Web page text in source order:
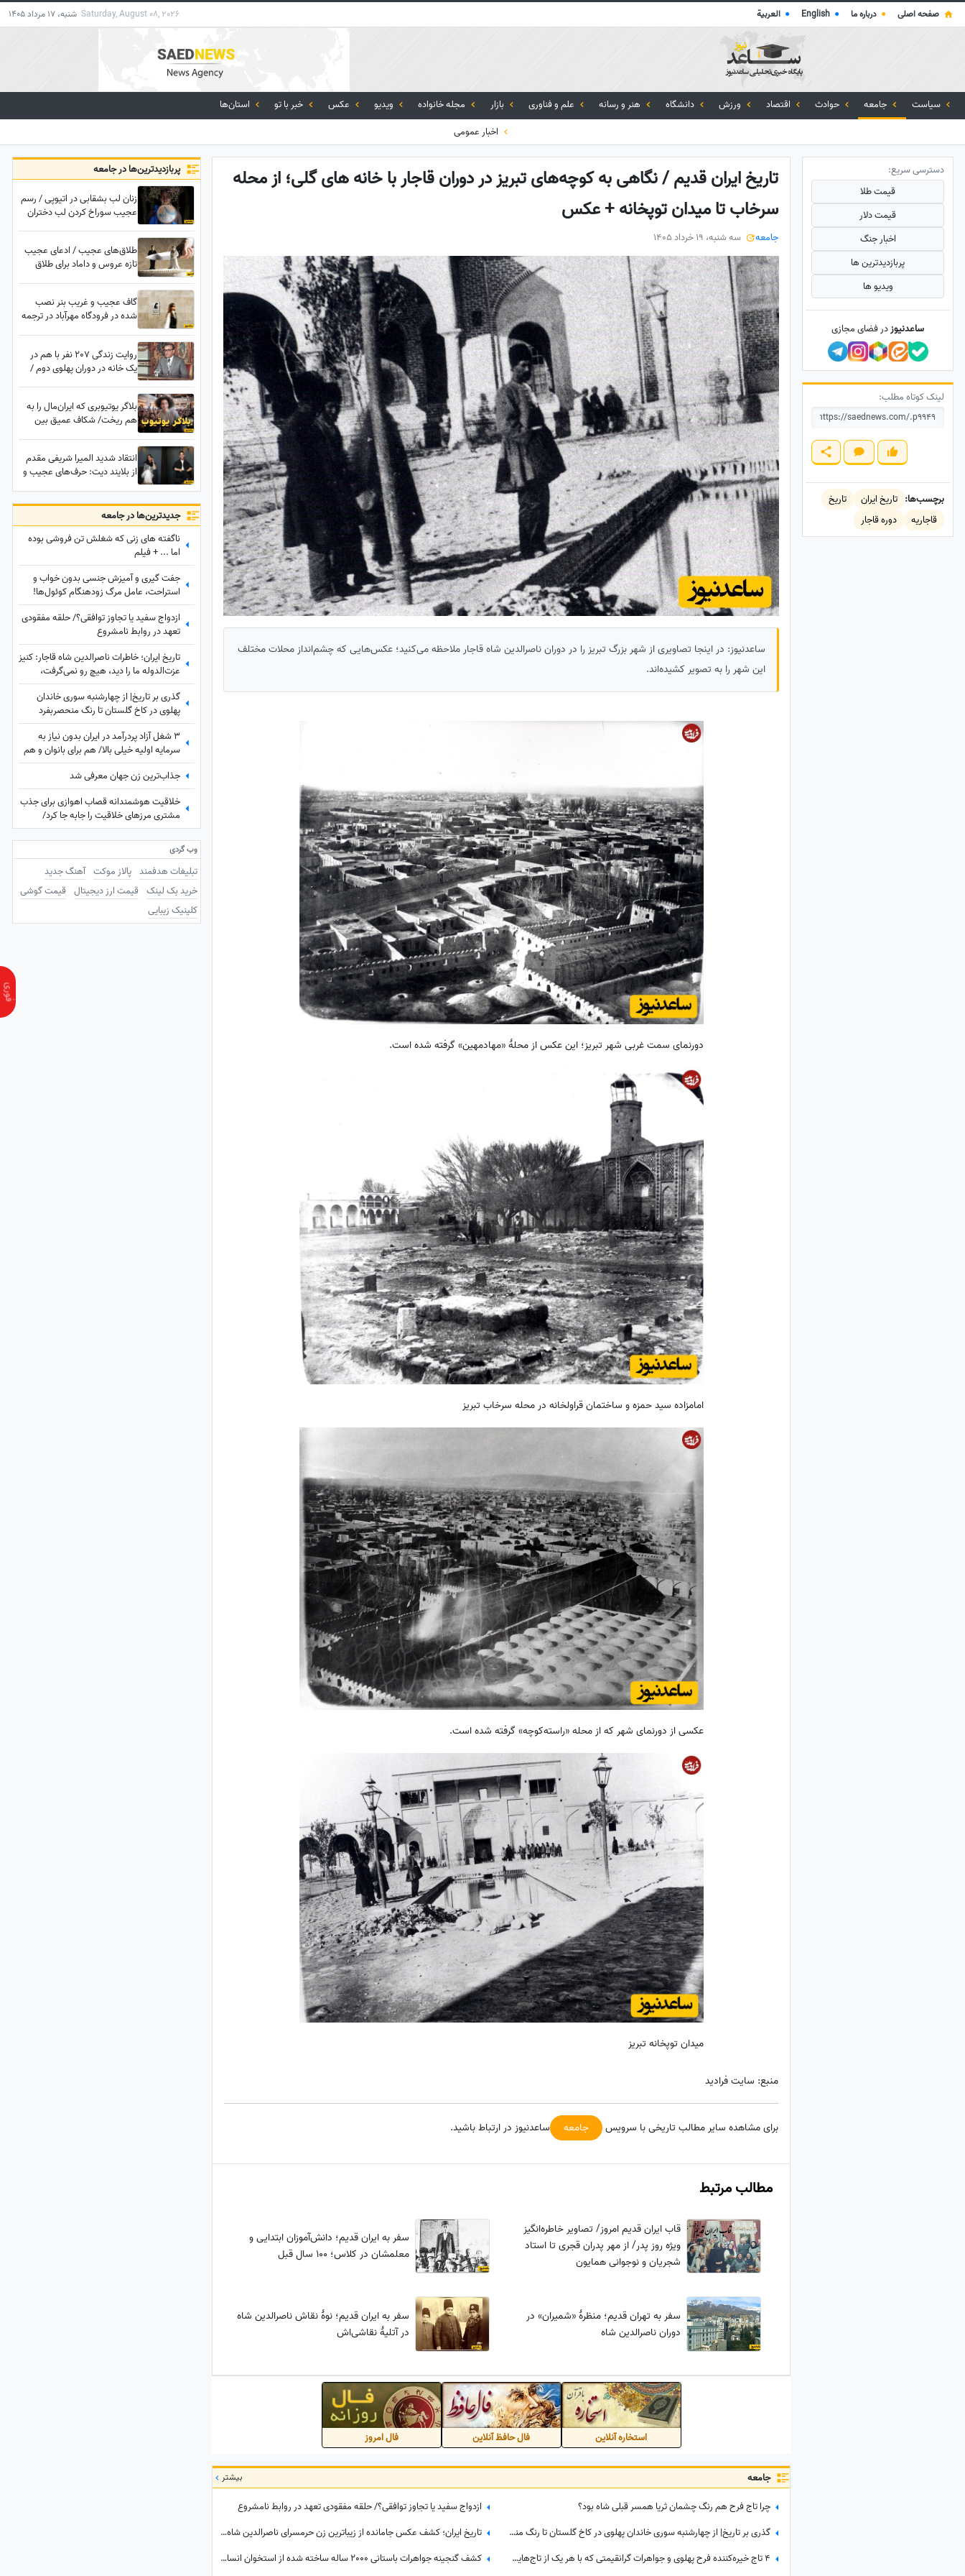
صفحه اصلی ● درباره ما ●
English
● العربية Saturday, August 08, 2026 شنبه، 17 مرداد 1405
سیاست جامعه حوادث اقتصاد ورزش دانشگاه هنر و رسانه علم و فناوری بازار مجله خانواده ویدیو عکس خبر با تو
استان‌ها
اخبار عمومی
تاریخ ایران قدیم / نگاهی به کوچه‌های تبریز در دوران قاجار با خانه های گلی؛ از محله
سرخاب تا میدان توپخانه + عکس
جامعه سه شنبه، 19 خرداد 1405
ساعدنیوز: در اینجا تصاویری از شهر بزرگ تبریز را در دوران ناصرالدین شاه قاجار ملاحظه می‌کنید؛ عکس‌هایی که چشم‌انداز محلات مختلف
این شهر را به تصویر کشیده‌اند.
دورنمای سمت غربی شهر تبریز؛ این عکس از محلۀ «مهادمهین» گرفته شده است.
امامزاده سید حمزه و ساختمان قراولخانه در محله سرخاب تبریز
عکسی از دورنمای شهر که از محله «راسته‌کوچه» گرفته شده است.
میدان توپخانه تبریز
منبع: سایت فرادید
برای مشاهده سایر مطالب تاریخی با سرویس جامعه ساعدنیوز در ارتباط باشید.
مطالب مرتبط
قاب ایران قدیم امروز/ تصاویر خاطره‌انگیز
ویژه روز پدر/ از مهر پدران قجری تا استاد
شجریان و نوجوانی همایون
سفر به ایران قدیم؛ دانش‌آموزان ابتدایی و
معلمشان در کلاس؛ 100 سال قبل
سفر به تهران قدیم؛ منظرۀ «شمیران» در
دوران ناصرالدین شاه
سفر به ایران قدیم؛ نوۀ نقاش ناصرالدین شاه
در آتلیۀ نقاشی‌اش
استخاره آنلاین فال حافظ آنلاین فال امروز
جامعه بیشتر
چرا تاج فرح هم رنگ چشمان ثریا همسر قبلی شاه بود؟
ازدواج سفید یا تجاوز توافقی؟/ حلقه مفقودی تعهد در روابط نامشروع
گذری بر تاریخ| از چهارشنبه سوری خاندان پهلوی در کاخ گلستان تا رنگ منحصربفرد شورولت کوروت 1979 در محله در گیشا، 60 سال پیش
تاریخ ایران؛ کشف عکس جامانده از زیباترین زن حرمسرای ناصرالدین شاه قاجار + عکس
4 تاج خیره‌کننده فرح پهلوی و جواهرات گرانقیمتی که با هر یک از تاج‌هایش ست میکرد/ لاکچری‌بازی‌های بیخودی که ثروت ایران را به باد داد
کشف گنجینه جواهرات باستانی 2000 ساله ساخته شده از استخوان انسان در یک قصر مجلل+عکس
پربازدید‌ترین‌ها در جامعه
زنان لب بشقابی در اتیوپی / رسم
عجیب سوراخ کردن لب دختران
طلاق‌های عجیب / ادعای عجیب
تازه عروس و داماد برای طلاق
گاف عجیب و غریب بنر نصب
شده در فرودگاه مهرآباد در ترجمه
اضافه کنیم، عربی میشه؟
روایت زندگی 207 نفر با هم در
یک خانه در دوران پهلوی دوم /
بلاگر یوتیوبری که ایران‌مال را به
هم ریخت/ شکاف عمیق بین
انتقاد شدید المیرا شریفی مقدم
از بلایند دیت: حرف‌های عجیب و
بدل میشد + ویدئو
جدید‌ترین‌ها در جامعه
ناگفته های زنی که شغلش تن فروشی بوده
اما ... + فیلم
جفت گیری و آمیزش جنسی بدون خواب و
استراحت، عامل مرگ زودهنگام کوئول‌ها!
+عکس
ازدواج سفید یا تجاوز توافقی؟/ حلقه مفقودی
تعهد در روابط نامشروع
تاریخ ایران؛ خاطرات ناصرالدین شاه قاجار: کنیز
عزت‌الدوله ما را دید، هیچ رو نمی‌گرفت،
بسیار خجالت کشیدیم و...
گذری بر تاریخ| از چهارشنبه سوری خاندان
پهلوی در کاخ گلستان تا رنگ منحصربفرد
شورولت کوروت 1979 در محله در گیشا، 60
سال پیش
3 شغل آزاد پردرآمد در ایران بدون نیاز به
سرمایه اولیه خیلی بالا/ هم برای بانوان و هم
آقایون
جذاب‌ترین زن جهان معرفی شد
خلاقیت هوشمندانه قصاب اهوازی برای جذب
مشتری مرزهای خلاقیت را جابه جا کرد/
مغزشو باید طلا گرفت +عکس
وب گردی
تبلیغات هدفمند پالاز موکت آهنگ جدید
خرید بک لینک قیمت ارز دیجیتال قیمت گوشی
کلینیک زیبایی
دسترسی سریع:
قیمت طلا
قیمت دلار
اخبار جنگ
پربازدید‌ترین ها
ویدیو ها
ساعدنیوزدر فضای مجازی
لینک کوتاه مطلب:
برچسب‌ها: تاریخ ایران
تاریخ
قاجاریه
دوره قاجار